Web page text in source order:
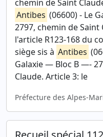
chemin de Saint
Antibes (06600) - Le
2797, chemin de
l'article R123-168 du
siège sis à Antibes
Galaxie — Bloc B —-
Claude. Article 3: le
Préfecture des Alpes-